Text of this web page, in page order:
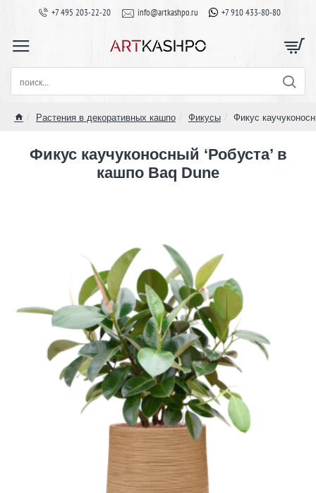
+7 495 203-22-20 info@artkashpo.ru +7 910 433-80-80
поиск...
Растения в декоративных кашпо Фикусы Фикус
Фикус каучуконосный ‘Робуста’ в
кашпо Baq Dune